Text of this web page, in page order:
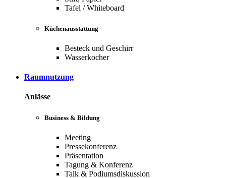
Tafel / Whiteboard
Küchenausstattung
Besteck und Geschirr
Wasserkocher
Raumnutzung
Anlässe
Business & Bildung
Meeting
Pressekonferenz
Präsentation
Tagung & Konferenz
Talk & Podiumsdiskussion